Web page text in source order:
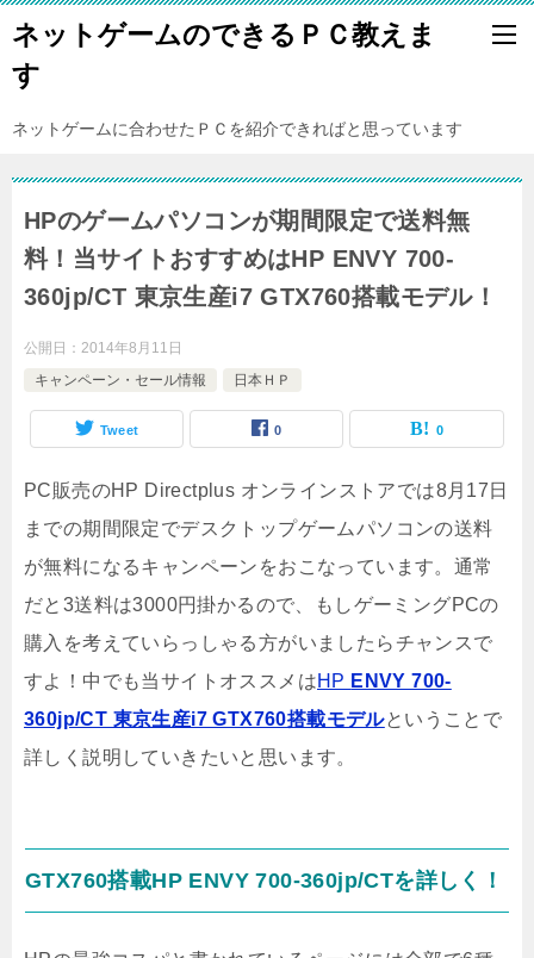
ネットゲームのできるＰＣ教えま
す
ネットゲームに合わせたＰＣを紹介できればと思っています
HPのゲームパソコンが期間限定で送料無
料！当サイトおすすめはHP ENVY 700-
360jp/CT 東京生産i7 GTX760搭載モデル！
公開日： 2014年8月11日
キャンペーン・セール情報
日本ＨＰ
Tweet 0 0
PC販売のHP Directplus オンラインストアでは8月17日
までの期間限定でデスクトップゲームパソコンの送料
が無料になるキャンペーンをおこなっています。通常
だと3送料は3000円掛かるので、もしゲーミングPCの
購入を考えていらっしゃる方がいましたらチャンスで
すよ！中でも当サイトオススメはHP ENVY 700-
360jp/CT 東京生産i7 GTX760搭載モデルということで
詳しく説明していきたいと思います。
GTX760搭載HP ENVY 700-360jp/CTを詳しく！